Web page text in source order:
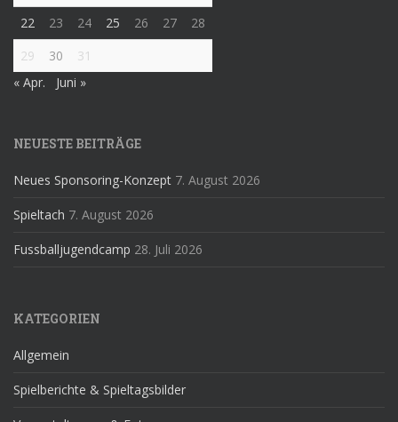
22
23 24 25 26 27
28
29
30
31
« Apr.
Juni »
NEUESTE BEITRÄGE
Neues Sponsoring-Konzept 7. August 2026
Spieltach 7. August 2026
Fussballjugendcamp 28. Juli 2026
KATEGORIEN
Allgemein
Spielberichte & Spieltagsbilder